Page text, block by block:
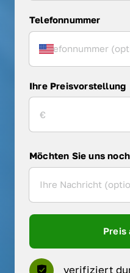
Telefonnummer
Ihre Preisvorstellung
Möchten Sie uns
Preis
verifiziert